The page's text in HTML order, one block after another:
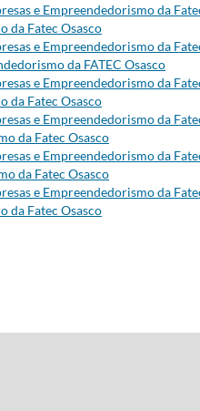
e Empreendedorismo da
da Fatec Osasco
e Empreendedorismo da
da FATEC Osasco
e Empreendedorismo da
da Fatec Osasco
e Empreendedorismo da
da Fatec Osasco
e Empreendedorismo da
da Fatec Osasco
e Empreendedorismo da
da Fatec Osasco